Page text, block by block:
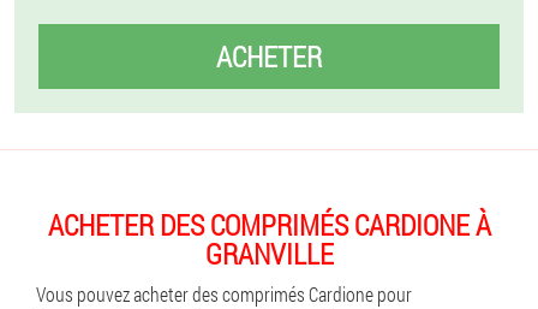
ACHETER
ACHETER DES COMPRIMÉS CARDIONE À
GRANVILLE
Vous pouvez acheter des comprimés Cardione pour